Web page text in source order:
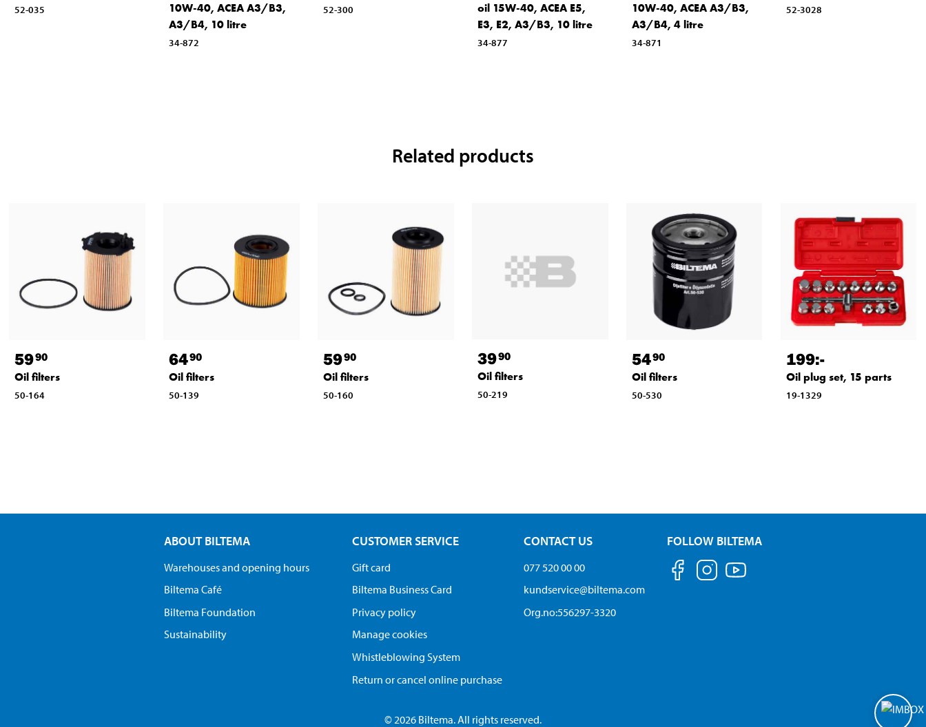
52-035
10W-40, ACEA A3/B3,
A3/B4, 10 litre
34-872
52-300
oil 15W-40, ACEA E5,
E3, E2, A3/B3, 10 litre
34-877
10W-40, ACEA A3/B3,
A3/B4, 4 litre
34-871
52-3028
Related products
5990
Oil filters
50-164
6490
Oil filters
50-139
5990
Oil filters
50-160
3990
Oil filters
50-219
5490
Oil filters
50-530
199:-
Oil plug set, 15 parts
19-1329
ABOUT BILTEMA
Warehouses and opening hours
Biltema Café
Biltema Foundation
Sustainability
CUSTOMER SERVICE
Gift card
Biltema Business Card
Privacy policy
Manage cookies
Whistleblowing System
Return or cancel online purchase
CONTACT US
077 520 00 00
kundservice@biltema.com
Org.no:556297-3320
FOLLOW BILTEMA
© 2026 Biltema. All rights reserved.